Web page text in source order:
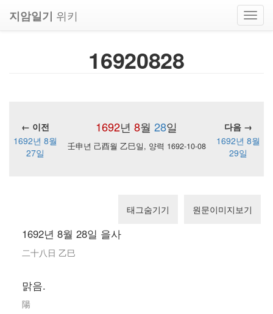
지암일기 위키
16920828
1692년 8월 28일
← 이전
다음 →
1692년 8월
27일
壬申년 己酉월 乙巳일, 양력 1692-10-08
1692년 8월
29일
태그숨기기 원문이미지보기
1692년 8월 28일 을사
二十八日 乙巳
맑음.
陽